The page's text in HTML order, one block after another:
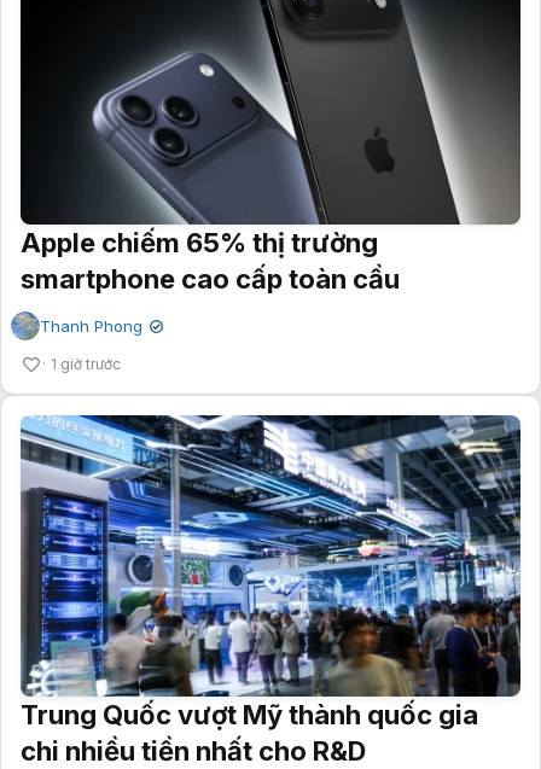
Apple chiếm 65% thị trường
smartphone cao cấp toàn cầu
Thanh Phong ✔
1 giờ trước
Trung Quốc vượt Mỹ thành quốc gia
chi nhiều tiền nhất cho R&D